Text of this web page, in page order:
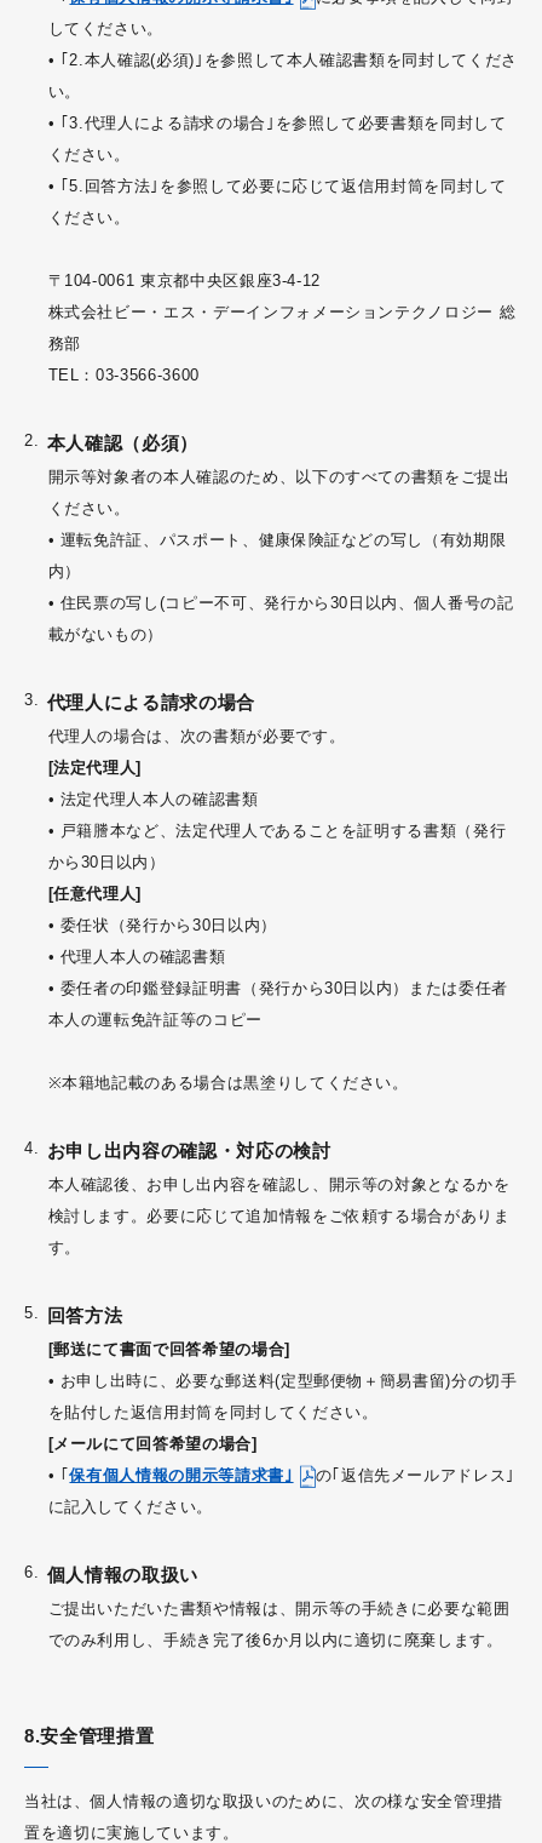
してください。
• ｢2.本人確認(必須)｣を参照して本人確認書類を同封してくださ
い。
• ｢3.代理人による請求の場合｣を参照して必要書類を同封して
ください。
• ｢5.回答方法｣を参照して必要に応じて返信用封筒を同封して
ください。
〒104-0061 東京都中央区銀座3-4-12
株式会社ビー・エス・デーインフォメーションテクノロジー 総
務部
TEL：03-3566-3600
本人確認（必須）
開示等対象者の本人確認のため、以下のすべての書類をご提出
ください。
• 運転免許証、パスポート、健康保険証などの写し（有効期限
内）
• 住民票の写し(コピー不可、発行から30日以内、個人番号の記
載がないもの）
代理人による請求の場合
代理人の場合は、次の書類が必要です。
[法定代理人]
• 法定代理人本人の確認書類
• 戸籍謄本など、法定代理人であることを証明する書類（発行
から30日以内）
[任意代理人]
• 委任状（発行から30日以内）
• 代理人本人の確認書類
• 委任者の印鑑登録証明書（発行から30日以内）または委任者
本人の運転免許証等のコピー
※本籍地記載のある場合は黒塗りしてください。
お申し出内容の確認・対応の検討
本人確認後、お申し出内容を確認し、開示等の対象となるかを
検討します。必要に応じて追加情報をご依頼する場合がありま
す。
回答方法
[郵送にて書面で回答希望の場合]
• お申し出時に、必要な郵送料(定型郵便物＋簡易書留)分の切手
を貼付した返信用封筒を同封してください。
[メールにて回答希望の場合]
• ｢保有個人情報の開示等請求書｣
の｢返信先メールアドレス｣
に記入してください。
個人情報の取扱い
ご提出いただいた書類や情報は、開示等の手続きに必要な範囲
でのみ利用し、手続き完了後6か月以内に適切に廃棄します。
8.安全管理措置
当社は、個人情報の適切な取扱いのために、次の様な安全管理措
置を適切に実施しています。